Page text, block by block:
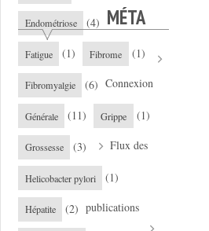
Endométriose (4)
Fatigue (1) Fibrome (1)
Fibromyalgie (6)
Générale (11) Grippe (1)
Grossesse (3)
Helicobacter pylori (1)
Hépatite (2)
MÉTA
Connexion
Flux des
publications